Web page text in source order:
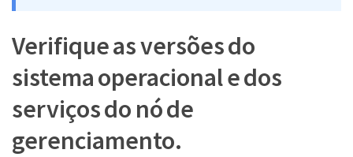
Verifique as versões do
sistema operacional e dos
serviços do nó de
gerenciamento.